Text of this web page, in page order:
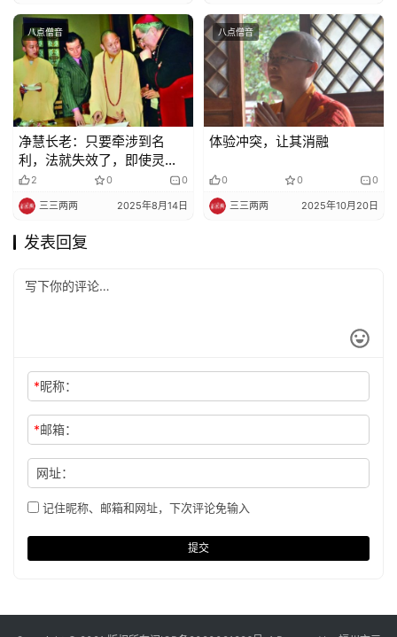
八点僧音
净慧长老：只要牵涉到名
利，法就失效了，即使灵
验，那一定是妖魔鬼怪附身
的邪法，马上有副作用
2 0 0
三三两两 2025年8月14日
八点僧音
体验冲突，让其消融
0 0 0
三三两两 2025年10月20日
发表回复
*昵称：
*邮箱：
网址：
记住昵称、邮箱和网址，下次评论免输入
提交